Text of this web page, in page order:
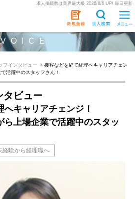
求人掲載数は業界最大級 2026/8/6 UP! 毎日更新
VOICE
フインタビュー > 接客などを経て経理へキャリアチェン
活躍中のスタッフさん！
タビュー
キャリアチェンジ！
ら上場企業で活躍中のスタッ
経験から経理職へ